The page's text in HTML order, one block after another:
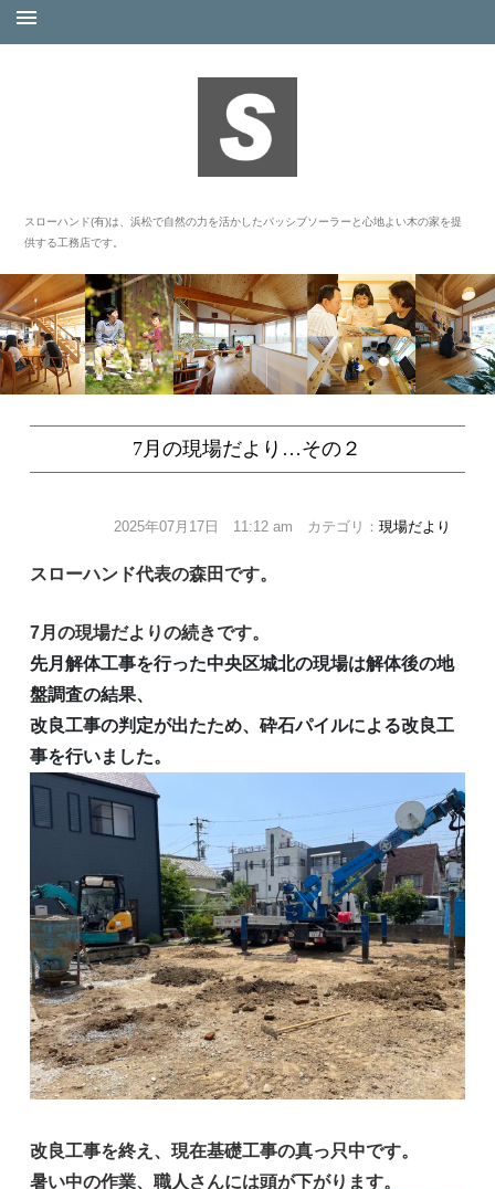
スローハンド(有)は、浜松で自然の力を活かしたパッシブソーラーと心地よい木の家を提
供する工務店です。
7月の現場だより…その２
2025年07月17日 11:12 am カテゴリ：現場だより
スローハンド代表の森田です。
7月の現場だよりの続きです。
先月解体工事を行った中央区城北の現場は解体後の地
盤調査の結果、
改良工事の判定が出たため、砕石パイルによる改良工
事を行いました。
改良工事を終え、現在基礎工事の真っ只中です。
暑い中の作業、職人さんには頭が下がります。